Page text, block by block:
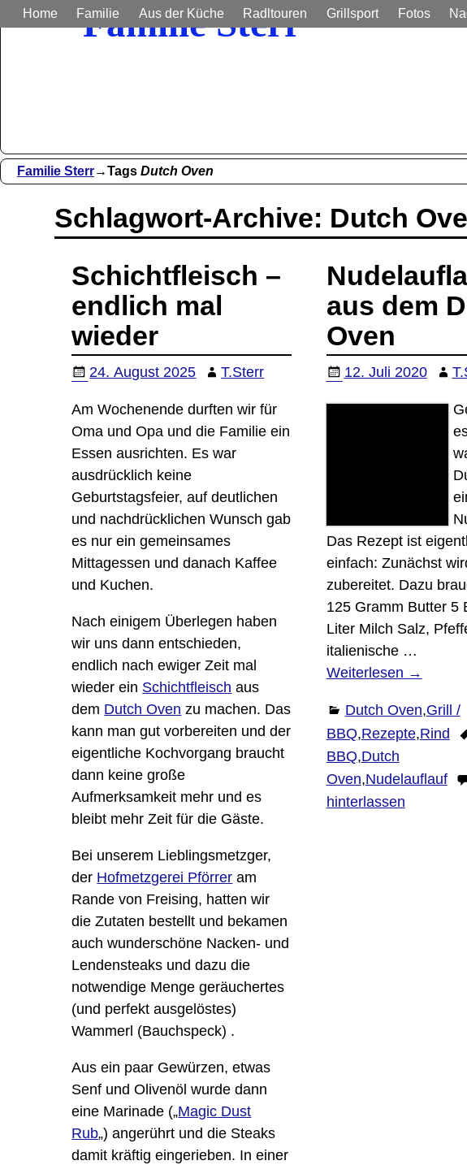
Home Familie Aus der Küche Radltouren Grillsport Fotos
Familie Sterr
Familie Sterr→Tags Dutch Oven
Schlagwort-Archive: Dutch
Schichtfleisch –
endlich mal
wieder
24. August 2025 T.Sterr
Am Wochenende durften wir für
Oma und Opa und die Familie ein
Essen ausrichten. Es war
ausdrücklich keine
Geburtstagsfeier, auf deutlichen
und nachdrücklichen Wunsch gab
es nur ein gemeinsames
Mittagessen und danach Kaffee
und Kuchen.
Nach einigem Überlegen haben
wir uns dann entschieden,
endlich nach ewiger Zeit mal
wieder ein Schichtfleisch aus
dem Dutch Oven zu machen. Das
kann man gut vorbereiten und der
eigentliche Kochvorgang braucht
dann keine große
Aufmerksamkeit mehr und es
bleibt mehr Zeit für die Gäste.
Bei unserem Lieblingsmetzger,
der Hofmetzgerei Pförrer am
Rande von Freising, hatten wir
die Zutaten bestellt und bekamen
auch wunderschöne Nacken- und
Lendensteaks und dazu die
notwendige Menge geräuchertes
(und perfekt ausgelöstes)
Wammerl (Bauchspeck) .
Aus ein paar Gewürzen, etwas
Senf und Olivenöl wurde dann
eine Marinade („Magic Dust
Rub„) angerührt und die Steaks
damit kräftig eingerieben. In einer
aus dem
Oven
12. Juli 2020
Das Rezept ist
einfach: Zunächst
zubereitet. Dazu
125 Gramm Butter 5
Liter Milch Salz,
italienische …
Weiterlesen →
Dutch Oven,Grill /
BBQ,Rezepte,Rind
BBQ,Dutch
Oven,Nudelauflauf
hinterlassen